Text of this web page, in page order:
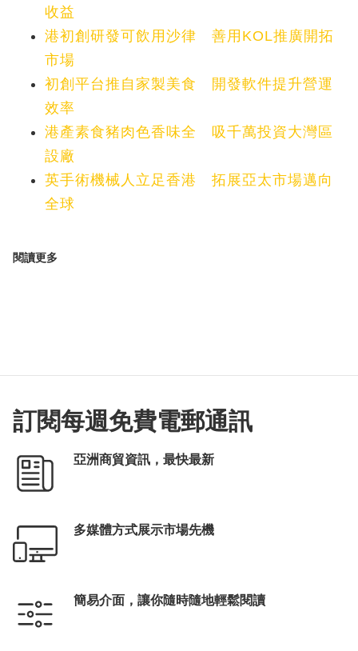
收益
港初創研發可飲用沙律 善用KOL推廣開拓
市場
初創平台推自家製美食 開發軟件提升營運
效率
港產素食豬肉色香味全 吸千萬投資大灣區
設廠
英手術機械人立足香港 拓展亞太市場邁向
全球
閱讀更多
訂閱每週免費電郵通訊
亞洲商貿資訊，最快最新
多媒體方式展示市場先機
簡易介面，讓你隨時隨地輕鬆閱讀